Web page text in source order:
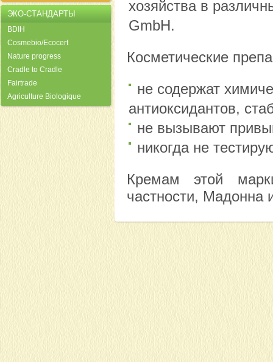
хозяйства в
GmbH.
Косметические
не содержат
антиоксидантов,
не вызывают
никогда не
Кремам этой
частности, Мадонна
ЭКО-СТАНДАРТЫ
BDIH
Cosmebio/Ecocert
Nature progress
Cradle to Cradle
Fairtrade
Agriculture Biologique